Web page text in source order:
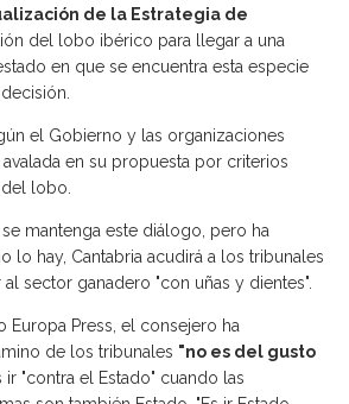
de la Estrategia de
del lobo ibérico para llegar a una
en que se encuentra esta especie
el Gobierno y las organizaciones
avalada en su propuesta por criterios
lobo.
mantenga este diálogo, pero ha
lo hay, Cantabria acudirá a los tribunales
sector ganadero "con uñas y dientes".
Europa Press, el consejero ha
de los tribunales "no es del gusto
ir "contra el Estado" cuando las